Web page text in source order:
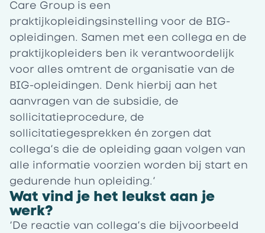
Care Group is een
praktijkopleidingsinstelling voor de BIG-
opleidingen. Samen met een collega en de
praktijkopleiders ben ik verantwoordelijk
voor alles omtrent de organisatie van de
BIG-opleidingen. Denk hierbij aan het
aanvragen van de subsidie, de
sollicitatieprocedure, de
sollicitatiegesprekken én zorgen dat
collega’s die de opleiding gaan volgen van
alle informatie voorzien worden bij start en
gedurende hun opleiding.’
Wat vind je het leukst aan je
werk?
‘De reactie van collega’s die bijvoorbeeld